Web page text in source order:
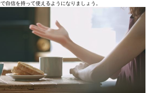
自信を持って使えるようになりましょう。